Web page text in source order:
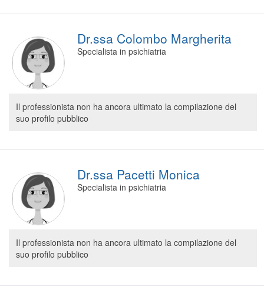
Dr.ssa Colombo Margherita
Specialista in psichiatria
Il professionista non ha ancora ultimato la compilazione del
suo profilo pubblico
Dr.ssa Pacetti Monica
Specialista in psichiatria
Il professionista non ha ancora ultimato la compilazione del
suo profilo pubblico